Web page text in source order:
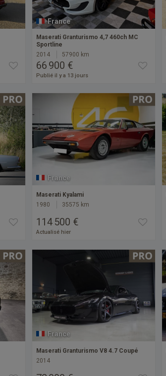
France
Maserati Granturismo 4,7 460ch MC
Sportline
2014
57900 km
66 900 €
Publié il y a 13 jours
France
Maserati Kyalami
1980
35575 km
114 500 €
Actualisé hier
France
Maserati Granturismo V8 4.7 Coupé
2014